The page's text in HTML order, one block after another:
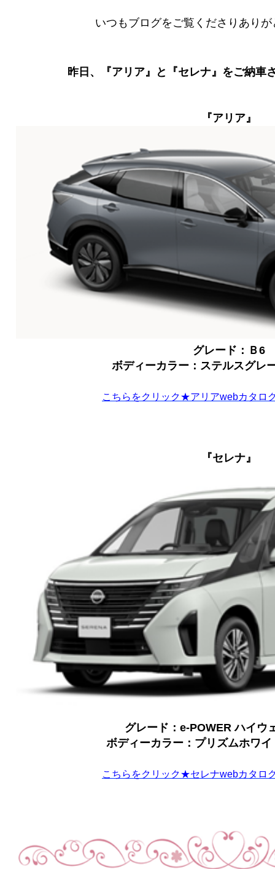
いつもブログをご覧くださりあり
昨日、『アリア』と『セレナ』をご納車
『アリア』
グレード：Ｂ6
ボディーカラー：ステルスグレ
こちらをクリック★アリアwebカタロ
『セレナ』
グレード：e-POWER ハイウ
ボディーカラー：プリズムホワイ
こちらをクリック★セレナwebカタロ